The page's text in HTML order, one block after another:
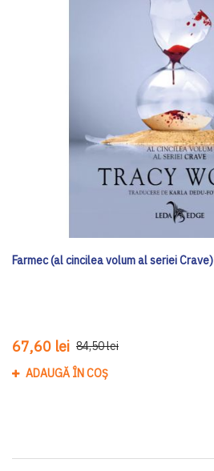
Farmec (al cincilea volum al seriei Crave)
67,60 lei 84,50 lei
ADAUGĂ ÎN COȘ